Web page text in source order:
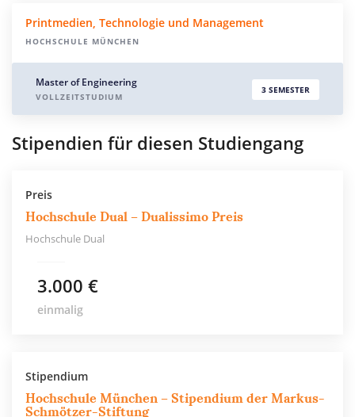
Printmedien, Technologie und Management
HOCHSCHULE MÜNCHEN
Master of Engineering
VOLLZEITSTUDIUM
3 SEMESTER
Stipendien für diesen Studiengang
Preis
Hochschule Dual – Dualissimo Preis
Hochschule Dual
3.000 €
einmalig
Stipendium
Hochschule München – Stipendium der Markus-
Schmötzer-Stiftung